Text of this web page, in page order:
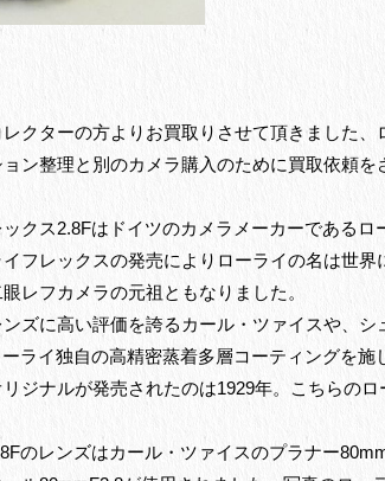
クターの方よりお買取りさせて頂きました、
ン整理と別のカメラ購入のために買取依頼を
クス2.8Fはドイツのカメラメーカーであるロ
フレックスの発売によりローライの名は世
レフカメラの元祖ともなりました。
ズに高い評価を誇るカール・ツァイスや、
ライ独自の高精密蒸着多層コーティングを施
ジナルが発売されたのは1929年。こちらの
のレンズはカール・ツァイスのプラナー